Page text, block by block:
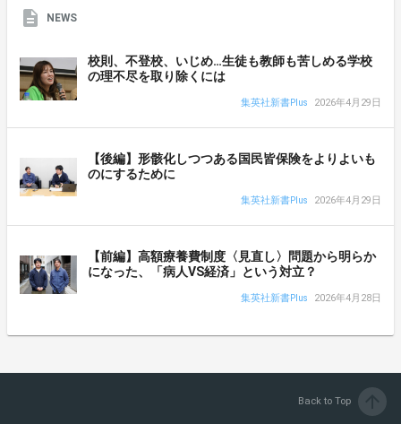
NEWS
校則、不登校、いじめ…生徒も教師も苦しめる学校
の理不尽を取り除くには
集英社新書Plus 2026年4月29日
【後編】形骸化しつつある国民皆保険をよりよいも
のにするために
集英社新書Plus 2026年4月29日
【前編】高額療養費制度〈見直し〉問題から明らか
になった、「病人VS経済」という対立？
集英社新書Plus 2026年4月28日
Back to Top